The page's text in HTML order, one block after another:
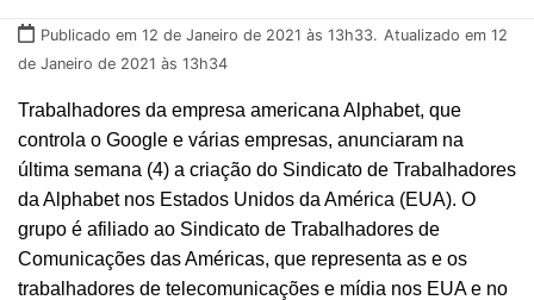
Publicado em 12 de Janeiro de 2021 às 13h33. Atualizado em 12
de Janeiro de 2021 às 13h34
Trabalhadores da empresa americana Alphabet, que
controla o Google e várias empresas, anunciaram na
última semana (4) a criação do Sindicato de Trabalhadores
da Alphabet nos Estados Unidos da América (EUA). O
grupo é afiliado ao Sindicato de Trabalhadores de
Comunicações das Américas, que representa as e os
trabalhadores de telecomunicações e mídia nos EUA e no